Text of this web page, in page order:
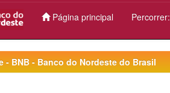
Página principal Percorrer:
- BNB - Banco do Nordeste do Brasil